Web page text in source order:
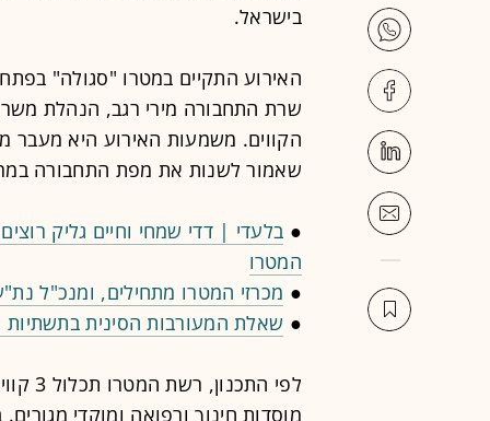
בישראל.
האירוע התקיים במטרו "סגולה"
שרת התחבורה מירי רגב, הנהלת
הקווים. משמעות האירוע היא מעבר
שאמור לשנות את מפת התחבורה
● בלעדי | דדי שמחי וחיים גליק
המטרו
● מכרזי המטרו מתחילים, ומנכ"ל
● שאלת המעורבות הסינית בתשתיות